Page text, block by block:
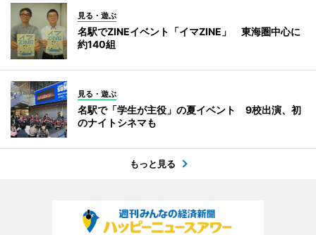
見る・遊ぶ
名駅でZINEイベント「イマZINE」 東海圏中心に
約140組
見る・遊ぶ
名駅で「学生が主役」の夏イベント 9校出演、初
のナイトシネマも
もっと見る